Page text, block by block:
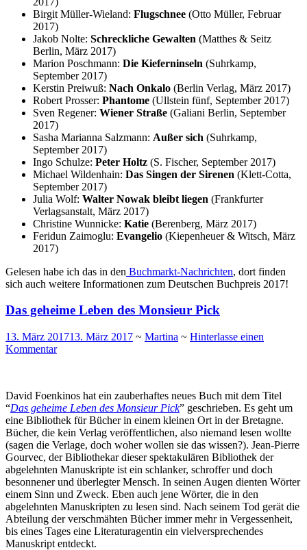
Birgit Müller-Wieland: Flugschnee (Otto Müller, Februar
2017)
Jakob Nolte: Schreckliche Gewalten (Matthes & Seitz
Berlin, März 2017)
Marion Poschmann: Die Kieferninseln (Suhrkamp,
September 2017)
Kerstin Preiwuß: Nach Onkalo (Berlin Verlag, März 2017)
Robert Prosser: Phantome (Ullstein fünf, September 2017)
Sven Regener: Wiener Straße (Galiani Berlin, September
2017)
Sasha Marianna Salzmann: Außer sich (Suhrkamp,
September 2017)
Ingo Schulze: Peter Holtz (S. Fischer, September 2017)
Michael Wildenhain: Das Singen der Sirenen (Klett-Cotta,
September 2017)
Julia Wolf: Walter Nowak bleibt liegen (Frankfurter
Verlagsanstalt, März 2017)
Christine Wunnicke: Katie (Berenberg, März 2017)
Feridun Zaimoglu: Evangelio (Kiepenheuer & Witsch, März
2017)
Gelesen habe ich das in den Buchmarkt-Nachrichten, dort finden
sich auch weitere Informationen zum Deutschen Buchpreis 2017!
Das geheime Leben des Monsieur Pick
13. März 201713. März 2017 ~ Martina ~ Hinterlasse einen
Kommentar
David Foenkinos hat ein zauberhaftes neues Buch mit dem Titel
“Das geheime Leben des Monsieur Pick” geschrieben. Es geht um
eine Bibliothek für Bücher in einem kleinen Ort in der Bretagne.
Bücher, die kein Verlag veröffentlichen, also niemand lesen wollte
(sagen die Verlage, doch woher wollen sie das wissen?). Jean-Pierre
Gourvec, der Bibliothekar dieser spektakulären Bibliothek der
abgelehnten Manuskripte ist ein schlanker, schroffer und doch
besonnener und überlegter Mensch. In seinen Augen dienten Wörter
einem Sinn und Zweck. Eben auch jene Wörter, die in den
abgelehnten Manuskripten zu lesen sind. Nach seinem Tod gerät die
Abteilung der verschmähten Bücher immer mehr in Vergessenheit,
bis eines Tages eine Literaturagentin ein vielversprechendes
Manuskript entdeckt.